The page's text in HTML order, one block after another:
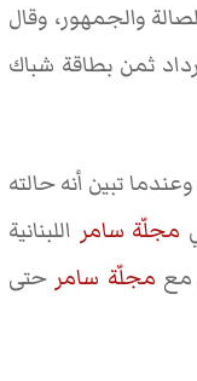
والجمهور، وقال
ثمن بطاقة شباك
تبين أنه حالته
مجلّة سامر اللبنانية
مع مجلّة سامر حتى